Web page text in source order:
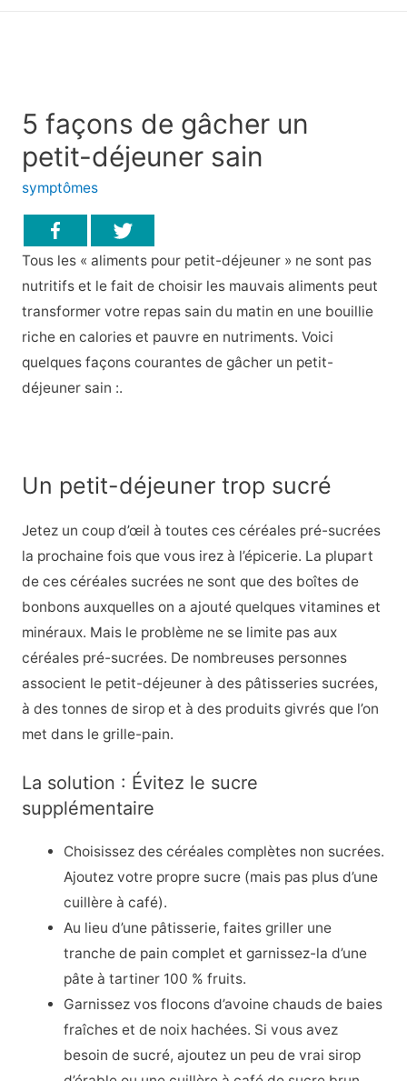
5 façons de gâcher un
petit-déjeuner sain
symptômes
Tous les « aliments pour petit-déjeuner » ne sont pas
nutritifs et le fait de choisir les mauvais aliments peut
transformer votre repas sain du matin en une bouillie
riche en calories et pauvre en nutriments. Voici
quelques façons courantes de gâcher un petit-
déjeuner sain :.
Un petit-déjeuner trop sucré
Jetez un coup d’œil à toutes ces céréales pré-sucrées
la prochaine fois que vous irez à l’épicerie. La plupart
de ces céréales sucrées ne sont que des boîtes de
bonbons auxquelles on a ajouté quelques vitamines et
minéraux. Mais le problème ne se limite pas aux
céréales pré-sucrées. De nombreuses personnes
associent le petit-déjeuner à des pâtisseries sucrées,
à des tonnes de sirop et à des produits givrés que l’on
met dans le grille-pain.
La solution : Évitez le sucre
supplémentaire
Choisissez des céréales complètes non sucrées.
Ajoutez votre propre sucre (mais pas plus d’une
cuillère à café).
Au lieu d’une pâtisserie, faites griller une
tranche de pain complet et garnissez-la d’une
pâte à tartiner 100 % fruits.
Garnissez vos flocons d’avoine chauds de baies
fraîches et de noix hachées. Si vous avez
besoin de sucré, ajoutez un peu de vrai sirop